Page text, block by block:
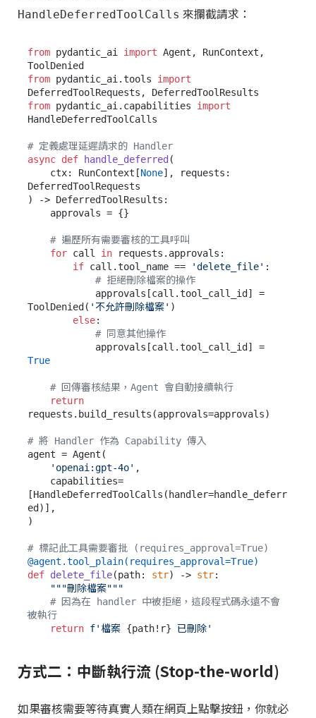
HandleDeferredToolCalls 來攔截請求：
from pydantic_ai import Agent, RunContext,
from pydantic_ai.tools import
from pydantic_ai.capabilities import
HandleDeferredToolCalls
# 定義處理延遲請求的 Handler
async def handle_deferred(
    ctx: RunContext[
None], requests:
) -> DeferredToolResults:
# 遍歷所有需要審核的工具呼叫
for call in requests.approvals:
if call.tool_name == 'delete_file' :
# 拒絕刪除檔案的操作
ToolDenied( '不允許刪除檔案' )
else:
# 同意其他操作
True
# 回傳審核結果，Agent 會自動接續執行
return
requests.build_results(approvals=approvals)
# 將 Handler 作為 Capability 傳入
agent = Agent(
'openai:gpt-4o' ,
[HandleDeferredToolCalls(handler=handle_deferr
ed)],
)
# 標記此工具需要審批 (requires_approval=True)
@agent.tool_plain( requires_approval=True)
def delete_file(path: str) -> str:
"""刪除檔案"""
# 因為在 handler 中被拒絕，這段程式碼永遠不會
被執行
return f'檔案 {path!r} 已刪除'
方式二：中斷執行流 (Stop-the-world)
如果審核需要等待真實人類在網頁上點擊按鈕，你就必